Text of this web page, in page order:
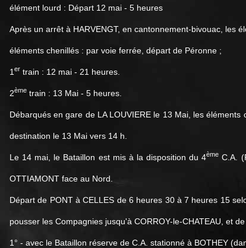
élément lourd : Départ 12 mai - 5 heures
Après un arrêt à HARVENGT, en cantonnement-bivouac, les
éléments chenillés : par voie ferrée, départ de Péronne ;
1 er train : 12 mai - 21 heures.
2ème train : 13 Mai - 5 heures.
Débarqués en gare de LA LOUVIERE le 13 Mai, les
destination le 13 Mai vers 14 h.
Le 14 mai, le Bataillon est mis à la disposition du 4ème C.A.
OTTIAMONT face au Nord.
Départ de PONT à CELLES de 6 heures 30 à 7 heures 15
pousser les Compagnies jusqu'à CORROY-le-CHATEAU, et
1° - avec le Bataillon réserve de C.A. stationné à BOTHEY